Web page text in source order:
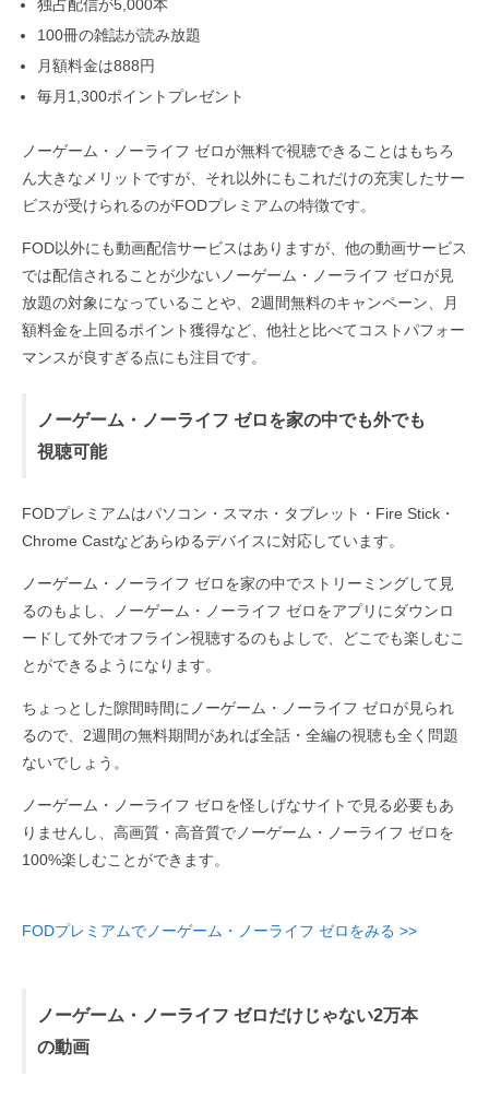
独占配信が5,000本
100冊の雑誌が読み放題
月額料金は888円
毎月1,300ポイントプレゼント
ノーゲーム・ノーライフ ゼロが無料で視聴できることはもちろ
ん大きなメリットですが、それ以外にもこれだけの充実したサー
ビスが受けられるのがFODプレミアムの特徴です。
FOD以外にも動画配信サービスはありますが、他の動画サービス
では配信されることが少ないノーゲーム・ノーライフ ゼロが見
放題の対象になっていることや、2週間無料のキャンペーン、月
額料金を上回るポイント獲得など、他社と比べてコストパフォー
マンスが良すぎる点にも注目です。
ノーゲーム・ノーライフ ゼロを家の中でも外でも
視聴可能
FODプレミアムはパソコン・スマホ・タブレット・Fire Stick・
Chrome Castなどあらゆるデバイスに対応しています。
ノーゲーム・ノーライフ ゼロを家の中でストリーミングして見
るのもよし、ノーゲーム・ノーライフ ゼロをアプリにダウンロ
ードして外でオフライン視聴するのもよしで、どこでも楽しむこ
とができるようになります。
ちょっとした隙間時間にノーゲーム・ノーライフ ゼロが見られ
るので、2週間の無料期間があれば全話・全編の視聴も全く問題
ないでしょう。
ノーゲーム・ノーライフ ゼロを怪しげなサイトで見る必要もあ
りませんし、高画質・高音質でノーゲーム・ノーライフ ゼロを
100%楽しむことができます。
FODプレミアムでノーゲーム・ノーライフ ゼロをみる >>
ノーゲーム・ノーライフ ゼロだけじゃない2万本
の動画